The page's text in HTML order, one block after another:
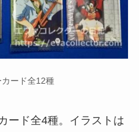
ード全12種
ード全4種。イラストは